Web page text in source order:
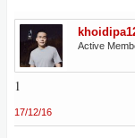
Active
1
17/12/16